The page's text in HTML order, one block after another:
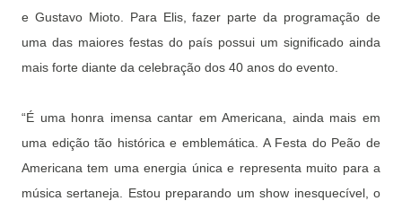
e Gustavo Mioto. Para Elis, fazer parte da programação de
uma das maiores festas do país possui um significado ainda
mais forte diante da celebração dos 40 anos do evento.
“É uma honra imensa cantar em Americana, ainda mais em
uma edição tão histórica e emblemática. A Festa do Peão de
Americana tem uma energia única e representa muito para a
música sertaneja. Estou preparando um show inesquecível, o